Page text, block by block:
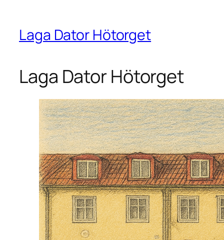
Laga Dator Hötorget
Laga Dator Hötorget